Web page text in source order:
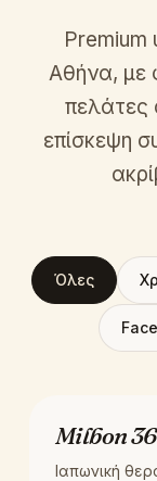
Premium
Αθήνα, με
πελάτες
επίσκεψη
Όλες
ΘΕΡΑΠΕΊΑ
Milbon
Ιαπωνική